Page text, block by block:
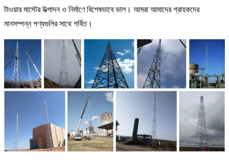
টাওয়ার মাস্টের উত্পাদন ও নির্মাণে বিশেষভাবে ভাল। আমরা আমাদের গ্রাহকদের
মানসম্পন্ন পণ্যগুলির সাথে গর্বিত।